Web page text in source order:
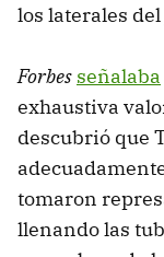
los laterales
Forbes señalaba
exhaustiva
descubrió que
tomaron
llenando las